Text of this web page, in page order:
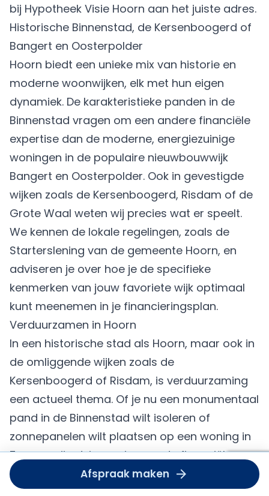
bij Hypotheek Visie Hoorn aan het juiste adres.
Historische Binnenstad, de Kersenboogerd of
Bangert en Oosterpolder
Hoorn biedt een unieke mix van historie en
moderne woonwijken, elk met hun eigen
dynamiek. De karakteristieke panden in de
Binnenstad vragen om een andere financiële
expertise dan de moderne, energiezuinige
woningen in de populaire nieuwbouwwijk
Bangert en Oosterpolder. Ook in gevestigde
wijken zoals de Kersenboogerd, Risdam of de
Grote Waal weten wij precies wat er speelt.
We kennen de lokale regelingen, zoals de
Starterslening van de gemeente Hoorn, en
adviseren je over hoe je de specifieke
kenmerken van jouw favoriete wijk optimaal
kunt meenemen in je financieringsplan.
Verduurzamen in Hoorn
In een historische stad als Hoorn, maar ook in
de omliggende wijken zoals de
Kersenboogerd of Risdam, is verduurzaming
een actueel thema. Of je nu een monumentaal
pand in de Binnenstad wilt isoleren of
zonnepanelen wilt plaatsen op een woning in
Zwaag, wij adviseren je over de financiële
mogelijkheden. Je kunt vaak tot 106% van de
woningwaarde lenen als je dit investeert in
Afspraak maken
Om
dient